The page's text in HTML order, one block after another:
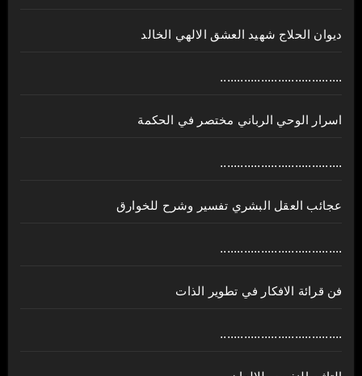
ديوان الحلاج شهيد العشق الالهي الخالد
....................................
اسرار الوحي الرباني مختصر في الحكمة
....................................
عجائب العقل البشري تفسير وشرح للخوارق
....................................
فن قرائة الافكار في تطوير الذات
....................................